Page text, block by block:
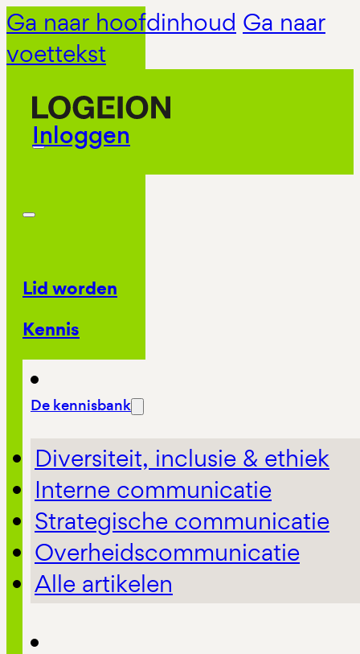
Ga naar hoofdinhoud Ga naar
voettekst
Inloggen
Lid worden
Kennis
De kennisbank
Diversiteit, inclusie & ethiek
Interne communicatie
Strategische communicatie
Overheidscommunicatie
Alle artikelen